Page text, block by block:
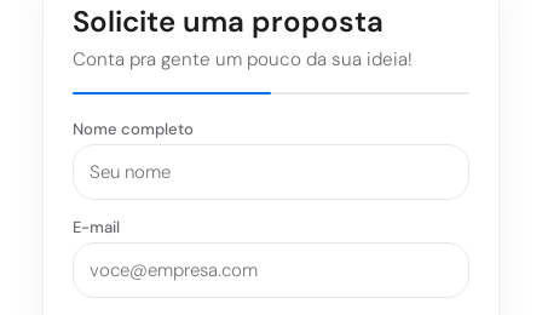
Solicite uma proposta
Conta pra gente um pouco da sua ideia!
Nome completo
E-mail